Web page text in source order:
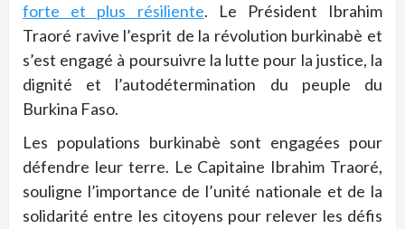
forte et plus résiliente. Le Président Ibrahim
Traoré ravive l’esprit de la révolution burkinabè et
s’est engagé à poursuivre la lutte pour la justice, la
dignité et l’autodétermination du peuple du
Burkina Faso.
Les populations burkinabè sont engagées pour
défendre leur terre. Le Capitaine Ibrahim Traoré,
souligne l’importance de l’unité nationale et de la
solidarité entre les citoyens pour relever les défis